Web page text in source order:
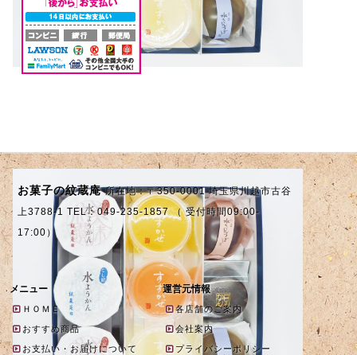
お菓子の紋蔵庵 所在地：〒350-0001 埼玉県川越市古谷
上3788-1 TEL：049-235-1857 （ 受付時間09:00-
17:00）
メニュー
ＨＯＭＥ
おすすめ商品
お支払い・お届けについて
運営元情報
各店舗のご案内
会社案内
プライバシーポリシー